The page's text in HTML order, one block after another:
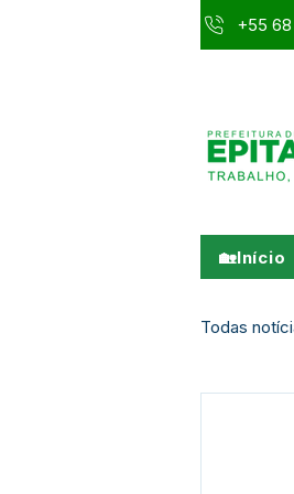
+55
🏡Início
Todas